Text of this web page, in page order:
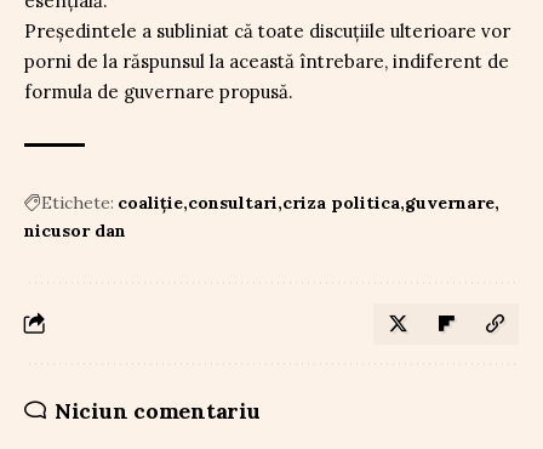
Președintele a subliniat că toate discuțiile ulterioare vor
porni de la răspunsul la această întrebare, indiferent de
formula de guvernare propusă.
Etichete: coaliție consultari criza politica guvernare
nicusor dan
Niciun comentariu